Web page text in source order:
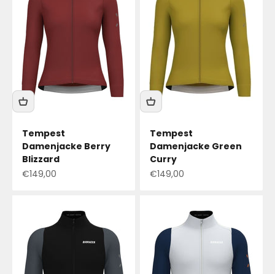
Tempest
Damenjacke Berry
Blizzard
Angebotspreis
€149,00
Tempest
Damenjacke Green
Curry
Angebotspreis
€149,00